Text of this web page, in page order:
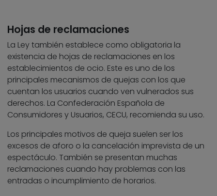
Hojas de reclamaciones
La Ley también establece como obligatoria la
existencia de hojas de reclamaciones en los
establecimientos de ocio. Este es uno de los
principales mecanismos de quejas con los que
cuentan los usuarios cuando ven vulnerados sus
derechos. La Confederación Española de
Consumidores y Usuarios, CECU, recomienda su uso.
Los principales motivos de queja suelen ser los
excesos de aforo o la cancelación imprevista de un
espectáculo. También se presentan muchas
reclamaciones cuando hay problemas con las
entradas o incumplimiento de horarios.